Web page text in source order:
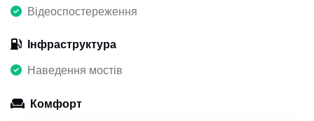
Відеоспостереження
Інфраструктура
Наведення мостів
Комфорт